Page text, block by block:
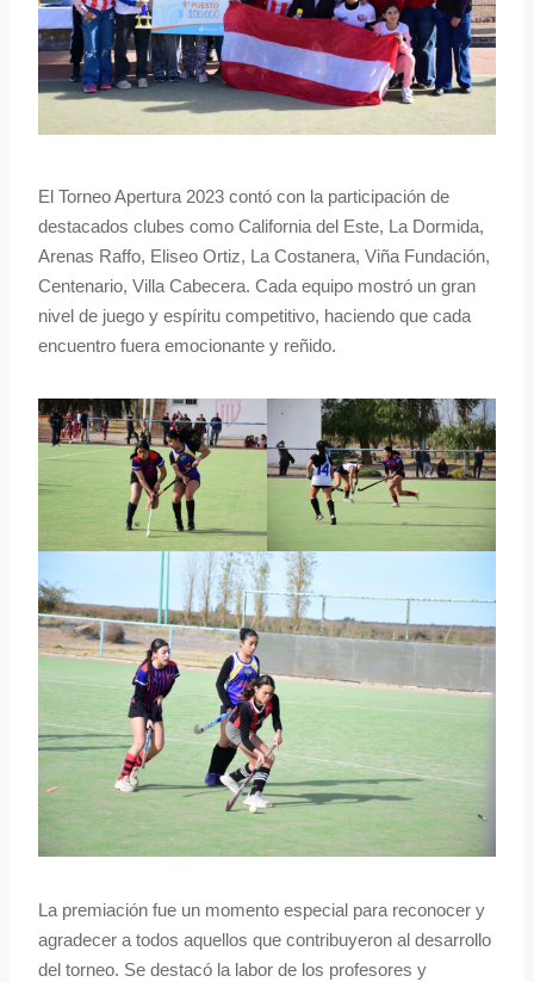
El Torneo Apertura 2023 contó con la participación de
destacados clubes como California del Este, La Dormida,
Arenas Raffo, Eliseo Ortiz, La Costanera, Viña Fundación,
Centenario, Villa Cabecera. Cada equipo mostró un gran
nivel de juego y espíritu competitivo, haciendo que cada
encuentro fuera emocionante y reñido.
La premiación fue un momento especial para reconocer y
agradecer a todos aquellos que contribuyeron al desarrollo
del torneo. Se destacó la labor de los profesores y